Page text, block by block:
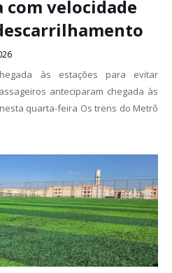
com velocidade
às estações para evitar
anteciparam chegada às
quarta-feira Os trens do Metrô